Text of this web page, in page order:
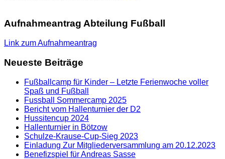
Aufnahmeantrag Abteilung Fußball
Link zum Aufnahmeantrag
Neueste Beiträge
Fußballcamp für Kinder – Letzte Ferienwoche voller
Spaß und Fußball
Fussball Sommercamp 2025
Bericht vom Hallenturnier der D2
Hussitencup 2024
Hallenturnier in Bötzow
Schulze-Krause-Cup-Sieg 2023
Einladung Zur Mitgliederversammlung am 20.12.2023
Benefizspiel für Andreas Sasse